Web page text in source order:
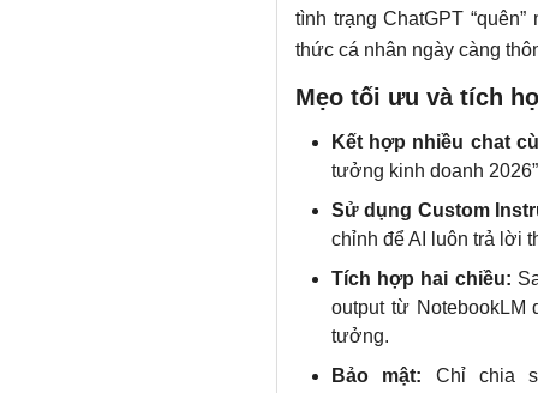
tình trạng ChatGPT
thức cá nhân ngày càng
Mẹo tối ưu và tích
Kết hợp nhiều chat
tưởng kinh doanh
Sử dụng Custom
chỉnh để AI luôn trả lời
Tích hợp hai chiều:
output từ NotebookLM
tưởng.
Bảo mật: Chỉ chia